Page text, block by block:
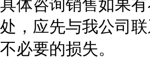
具体咨询销售如果
处，应先与我公司
不必要的损失。